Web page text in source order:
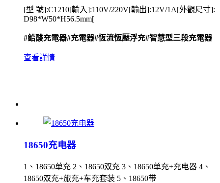
[型 號]:C1210[輸入]:110V/220V[輸出]:12V/1A[外觀尺寸]:
D98*W50*H56.5mm[
#鉛酸充電器#充電器#恆流恆壓浮充#智慧型三段充電器
查看詳情
18650充电器
1、18650单充 2、18650双充 3、18650单充+充电器 4、
18650双充+旅充+车充套装 5、18650带